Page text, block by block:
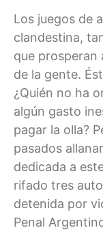
Los juegos de
clandestina,
que prosperan
de la gente.
¿Quién no ha
algún gasto
pagar la olla?
pasados
dedicada a
rifado tres
detenida por
Penal